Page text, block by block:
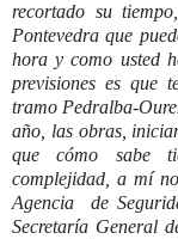
recortado su
Pontevedra que
hora y como usted
previsiones es que
tramo Pedralba-
año, las obras,
que cómo sabe
complejidad, a mí
Agencia de
Secretaría General